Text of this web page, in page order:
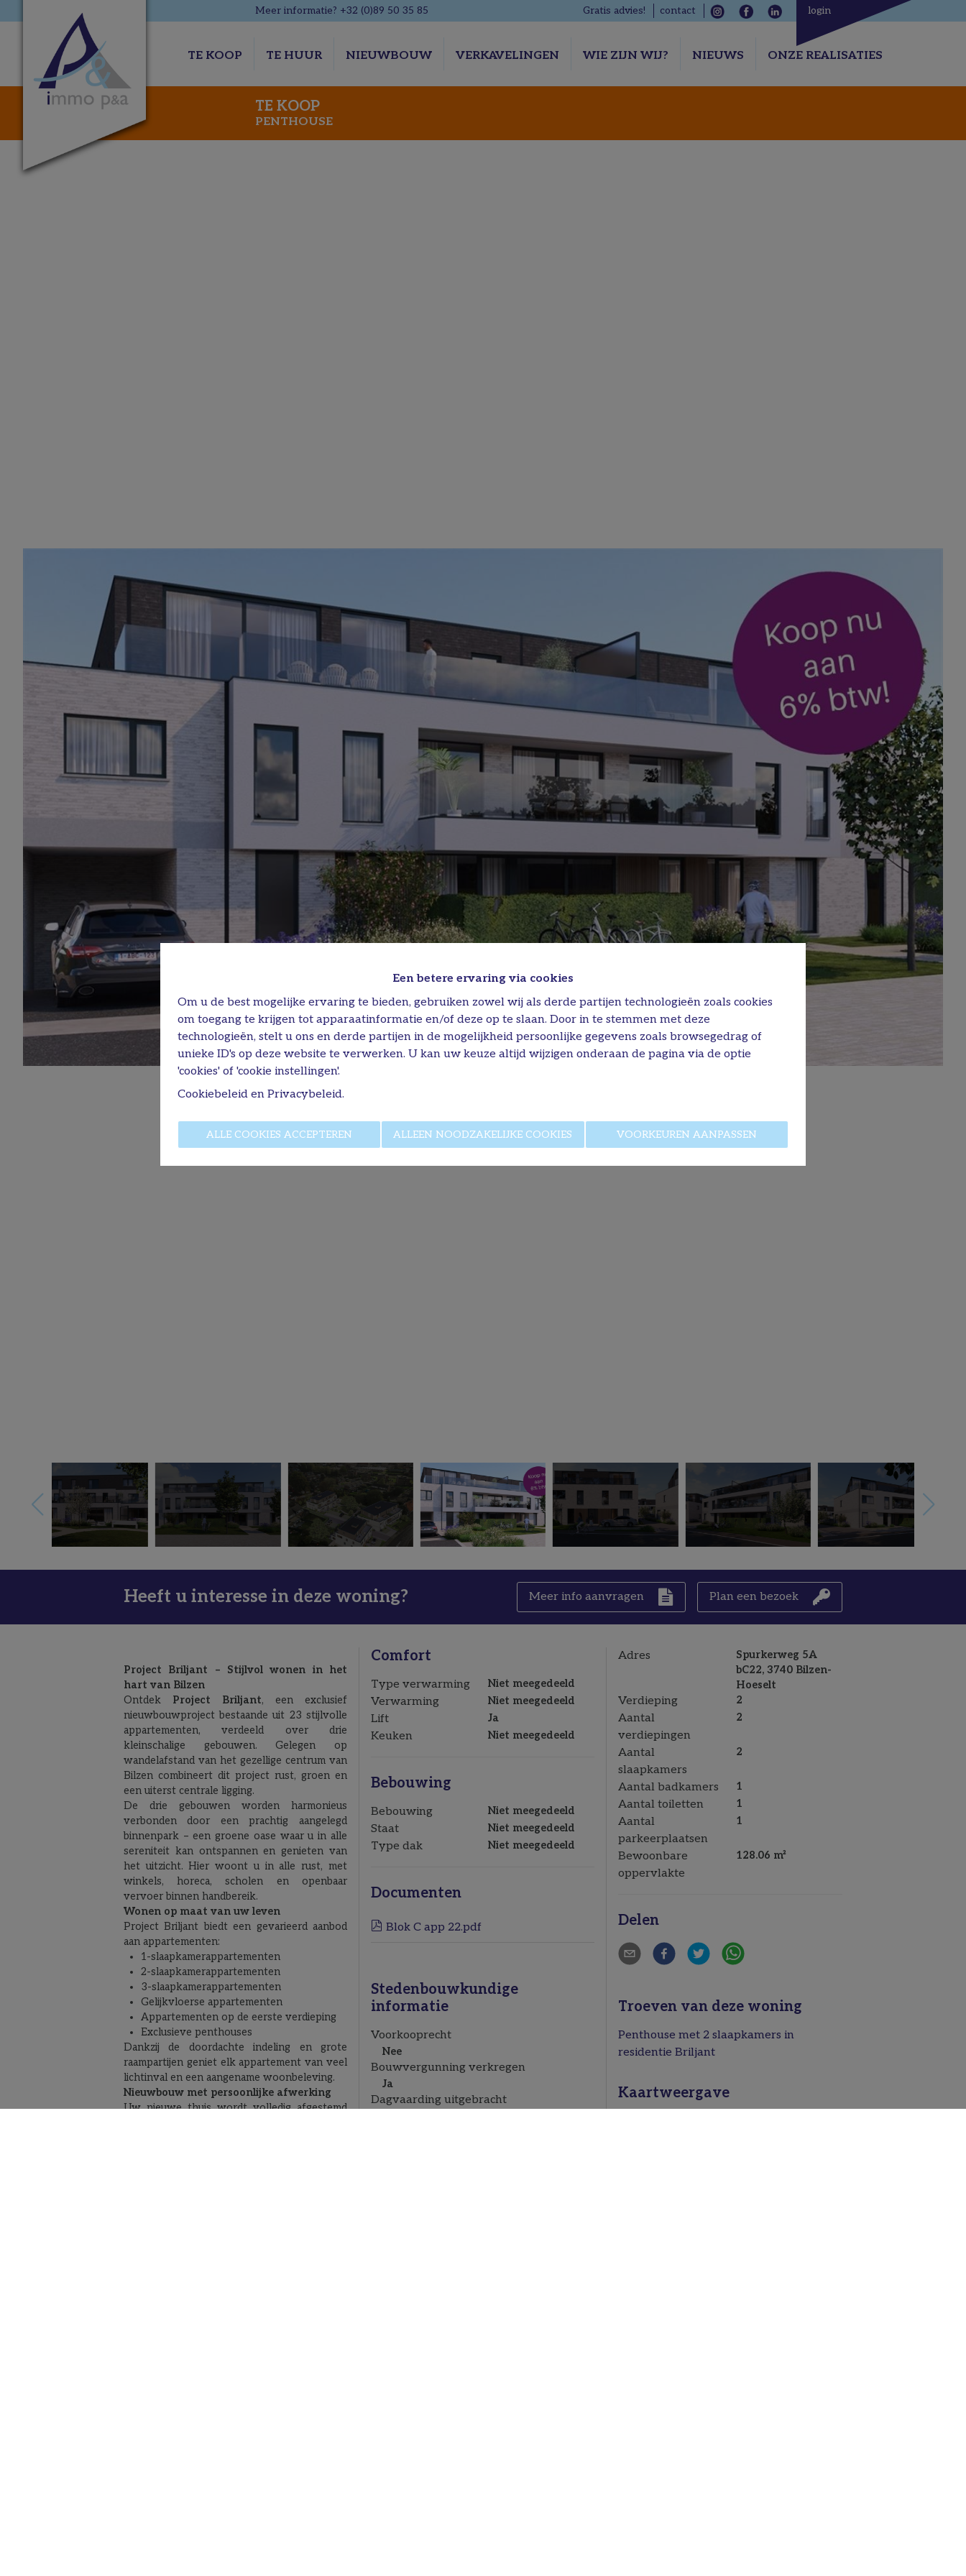
Een betere ervaring via cookies
Om u de best mogelijke ervaring te bieden, gebruiken zowel wij als derde partijen technologieën zoals cookies
om toegang te krijgen tot apparaatinformatie en/of deze op te slaan. Door in te stemmen met deze
technologieën, stelt u ons en derde partijen in de mogelijkheid persoonlijke gegevens zoals browsegedrag of
unieke ID's op deze website te verwerken. U kan uw keuze altijd wijzigen onderaan de pagina via de optie
'cookies' of 'cookie instellingen'.
Cookiebeleid en Privacybeleid.
ALLE COOKIES ACCEPTEREN ALLEEN NOODZAKELIJKE COOKIES VOORKEUREN AANPASSEN
Meer informatie? +32 (0)89 50 35 85 Gratis advies! contact login
TE KOOP TE HUUR NIEUWBOUW VERKAVELINGEN WIE ZIJN WIJ? NIEUWS ONZE REALISATIES
TE KOOP
PENTHOUSE
Heeft u interesse in deze woning? Meer info aanvragen Plan een bezoek
Project Briljant – Stijlvol wonen in het
hart van Bilzen
Ontdek Project Briljant, een exclusief
nieuwbouwproject bestaande uit 23 stijlvolle
appartementen, verdeeld over drie
kleinschalige gebouwen. Gelegen op
wandelafstand van het gezellige centrum van
Bilzen combineert dit project rust, groen en
een uiterst centrale ligging.
De drie gebouwen worden harmonieus
verbonden door een prachtig aangelegd
binnenpark – een groene oase waar u in alle
sereniteit kan ontspannen en genieten van
het uitzicht. Hier woont u in alle rust, met
winkels, horeca, scholen en openbaar
vervoer binnen handbereik.
Wonen op maat van uw leven
Project Briljant biedt een gevarieerd aanbod
aan appartementen:
1-slaapkamerappartementen
2-slaapkamerappartementen
3-slaapkamerappartementen
Gelijkvloerse appartementen
Appartementen op de eerste verdieping
Exclusieve penthouses
Dankzij de doordachte indeling en grote
raampartijen geniet elk appartement van veel
lichtinval en een aangename woonbeleving.
Nieuwbouw met persoonlijke afwerking
Uw nieuwe thuis wordt volledig afgestemd
Comfort
Type verwarming Niet meegedeeld
Verwarming Niet meegedeeld
Lift Ja
Keuken Niet meegedeeld
Bebouwing
Bebouwing Niet meegedeeld
Staat Niet meegedeeld
Type dak Niet meegedeeld
Documenten
Blok C app 22.pdf
Stedenbouwkundige
informatie
Voorkooprecht
Nee
Bouwvergunning verkregen
Ja
Dagvaarding uitgebracht
Adres
Spurkerweg 5A
bC22, 3740 Bilzen-
Hoeselt
Verdieping 2
Aantal
verdiepingen
2
Aantal
slaapkamers
2
Aantal badkamers 1
Aantal toiletten 1
Aantal
parkeerplaatsen
1
Bewoonbare
oppervlakte
128.06 m²
Delen
Troeven van deze woning
Penthouse met 2 slaapkamers in
residentie Briljant
Kaartweergave